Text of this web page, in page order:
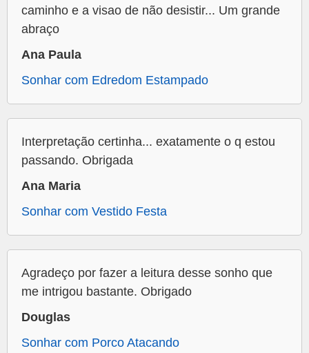
caminho e a visao de não desistir... Um grande
abraço
Ana Paula
Sonhar com Edredom Estampado
Interpretação certinha... exatamente o q estou
passando. Obrigada
Ana Maria
Sonhar com Vestido Festa
Agradeço por fazer a leitura desse sonho que
me intrigou bastante. Obrigado
Douglas
Sonhar com Porco Atacando